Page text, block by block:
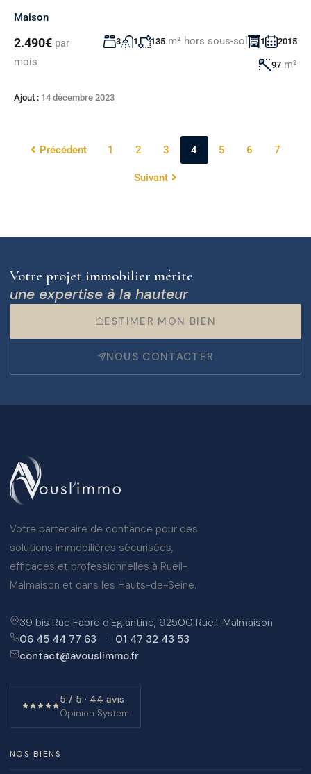
Maison
2.490€ par
mois
3 1 135 m² hors sous-sol 1 2015
97 m²
Ajout : 14 décembre 2023
Précédent 1 2 3 4 5 6 7
Suivant
Votre projet immobilier mérite
une expertise à la hauteur
ESTIMER MON BIEN
NOUS CONTACTER
Votre partenaire de confiance pour des
solutions immobilières sécurisées,
efficaces et professionnelles à Rueil-
Malmaison et dans les Hauts-de-Seine.
39 bis Rue Fabre d'Eglantine, 92500 Rueil-Malmaison
06 45 44 77 63 · 01 47 32 43 53
contact@avouslimmo.fr
5 / 5 · 44 avis
Opinion System
NOS BIENS